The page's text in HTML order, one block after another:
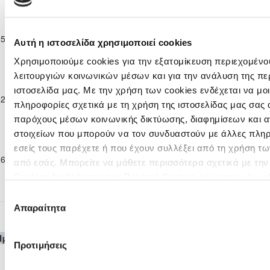
Αυτή η ιστοσελίδα χρησιμοποιεί cookies
Χρησιμοποιούμε cookies για την εξατομίκευση
λειτουργιών κοινωνικών μέσων και για την ανάλυση της
ιστοσελίδα μας. Με την χρήση των cookies ενδέχεται να
πληροφορίες σχετικά με τη χρήση της ιστοσελίδας μας
παρόχους μέσων κοινωνικής δικτύωσης, διαφημίσεων και
στοιχείων που μπορούν να τον συνδυαστούν με άλλες
εσείς τους παρέχετε ή που έχουν συλλέξει από τη χρήση
από εσάς. Μπορείτε να μάθετε περισσότερα σχετικά με
συγκατάθεσης
Απαραίτητα
Προτιμήσεις
03-2023
Παγκύπριο
Νέων Κ-19 Β΄
Κατηγορίας
2022/23
ΧΩΡΙΟΥ 2 0ΑΕΖ ΖΑΚΑΚΙΟΥ
03-2023
Παγκύπριο
Πρωτάθλημα
Νέων Κ-19 Β΄
Κατηγορίας
2022/23
ΕΘΝΙΚΟΣ
ΑΣΣΙΑΣ
ΜΕΑΠ ΠΕΡΑ
ΧΩΡΙΟΥ ΝΗΣΟΥ
97'
03-2023
Παγκύπριο
Πρωτάθλημα
Νέων Κ-19 Β΄
Κατηγορίας
ΕΘΝΙΚΟΣ
ΑΧΝΑΣ1 1ΜΕΑΠ ΠΕΡΑ
ΧΩΡΙΟΥ ΝΗΣΟΥ
96'
Παγκύπριο